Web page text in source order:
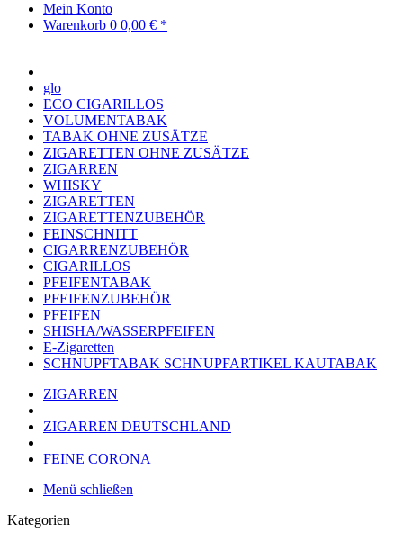
Mein Konto
Warenkorb 0 0,00 € *
glo
ECO CIGARILLOS
VOLUMENTABAK
TABAK OHNE ZUSÄTZE
ZIGARETTEN OHNE ZUSÄTZE
ZIGARREN
WHISKY
ZIGARETTEN
ZIGARETTENZUBEHÖR
FEINSCHNITT
CIGARRENZUBEHÖR
CIGARILLOS
PFEIFENTABAK
PFEIFENZUBEHÖR
PFEIFEN
SHISHA/WASSERPFEIFEN
E-Zigaretten
SCHNUPFTABAK SCHNUPFARTIKEL KAUTABAK
ZIGARREN
ZIGARREN DEUTSCHLAND
FEINE CORONA
Menü schließen
Kategorien